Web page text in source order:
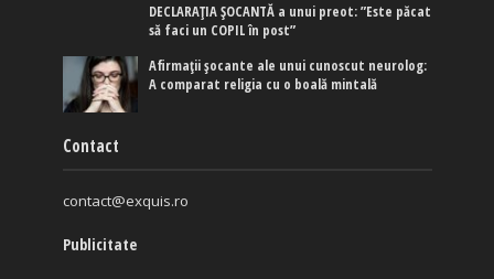
DECLARAȚIA ȘOCANTĂ a unui preot: ”Este păcat
să faci un COPIL în post”
Afirmaţii şocante ale unui cunoscut neurolog:
A comparat religia cu o boală mintală
Contact
contact@exquis.ro
Publicitate